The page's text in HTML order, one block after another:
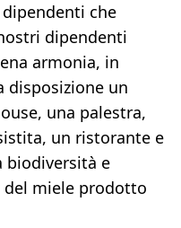
che
dipendenti
armonia, in
disposizione un
una palestra,
un ristorante e
biodiversità e
del miele prodotto